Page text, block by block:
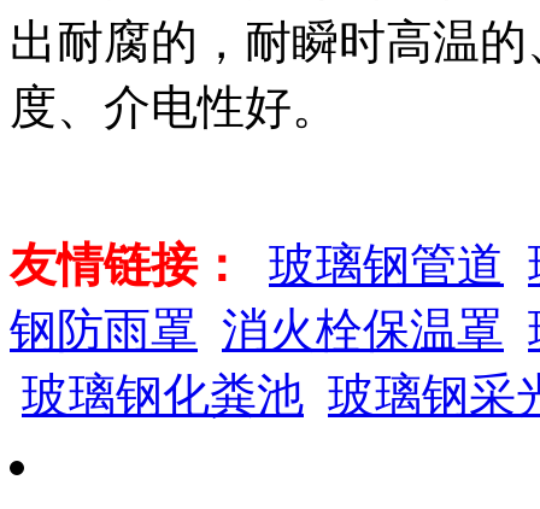
出耐腐的，耐瞬时高温
度、介电性好。
友情链接： 玻璃钢管道
钢防雨罩 消火栓保温罩
玻璃钢化粪池 玻璃钢采